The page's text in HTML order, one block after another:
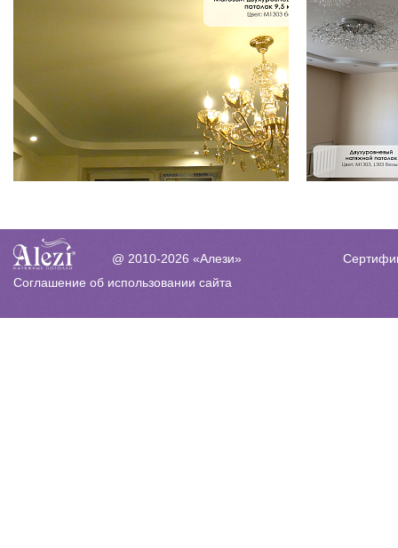
@ 2010-2026 «Алези»
Соглашение об использовании сайта